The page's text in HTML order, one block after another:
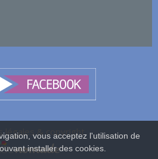
légales & copyright
vous acceptez l'utilisation de
installer des cookies.